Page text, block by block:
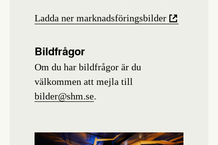
Ladda ner marknadsföringsbilder
Bildfrågor
Om du har bildfrågor är du
välkommen att mejla till
bilder@shm.se.